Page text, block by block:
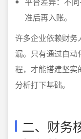
准后再入账。
许多企业依赖财务
漏。只有通过自
程，才能搭建坚实
分析打下基础。
二、财务